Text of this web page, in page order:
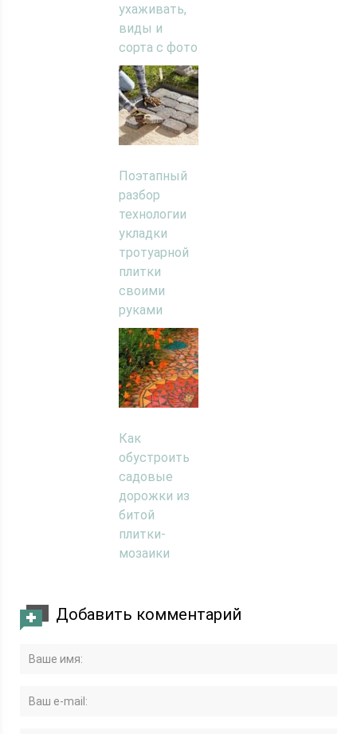
ухаживать,
виды и
сорта с фото
Поэтапный
разбор
технологии
укладки
тротуарной
плитки
своими
руками
Как
обустроить
садовые
дорожки из
битой
плитки-
мозаики
Добавить комментарий